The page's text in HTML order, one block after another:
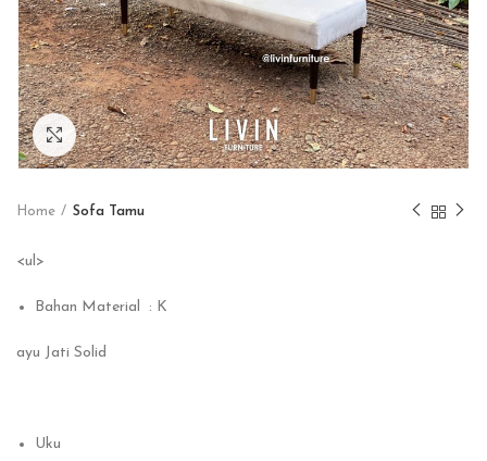
Click to enlarge
Home Sofa Tamu
<ul>
Bahan Material : K
ayu Jati Solid
Uku